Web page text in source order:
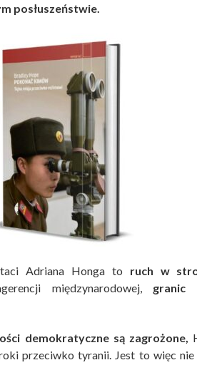
posłuszeństwie.
Adriana Honga to ruch w
międzynarodowej, granic
demokratyczne są zagrożone,
przeciwko tyranii. Jest to więc